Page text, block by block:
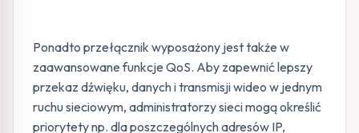
Ponadto przełącznik wyposażony jest także w
zaawansowane funkcje QoS. Aby zapewnić lepszy
przekaz dźwięku, danych i transmisji wideo w jednym
ruchu sieciowym, administratorzy sieci mogą określić
priorytety np. dla poszczególnych adresów IP,